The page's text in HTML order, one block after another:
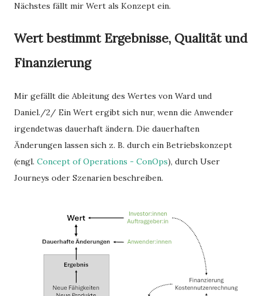
Nächstes fällt mir Wert als Konzept ein.
Wert bestimmt Ergebnisse, Qualität und
Finanzierung
Mir gefällt die Ableitung des Wertes von Ward und
Daniel./2/ Ein Wert ergibt sich nur, wenn die Anwender
irgendetwas dauerhaft ändern. Die dauerhaften
Änderungen lassen sich z. B. durch ein Betriebskonzept
(engl. Concept of Operations - ConOps), durch User
Journeys oder Szenarien beschreiben.